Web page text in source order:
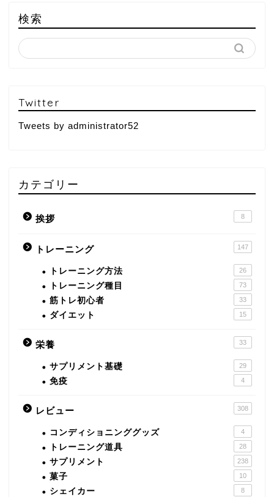
検索
Twitter
Tweets by administrator52
カテゴリー
挨拶 8
トレーニング 147
トレーニング方法 26
トレーニング種目 73
筋トレ初心者 33
ダイエット 15
栄養 33
サプリメント基礎 29
免疫 4
レビュー 308
コンディショニンググッズ 4
トレーニング道具 28
サプリメント 238
菓子 10
シェイカー 8